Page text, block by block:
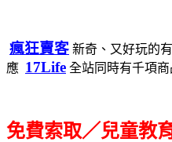
瘋狂賣客 新奇、又好玩的
應 17Life 全站同時有千項
免費索取／兒童教